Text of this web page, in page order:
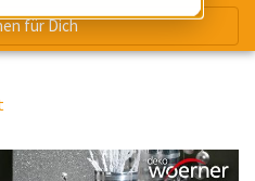
für Dich